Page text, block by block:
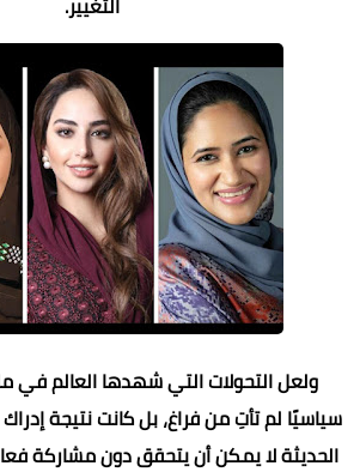
ولعل التحولات التي شهدها العالم في
سياسيًا لم تأتِ من فراغ، بل كانت نتيجة إدراك
الحديثة لا يمكن أن يتحقق دون مشاركة